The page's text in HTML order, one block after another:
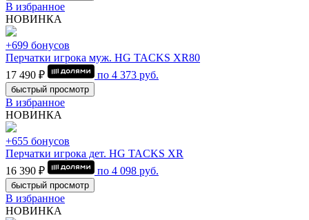
В избранное
НОВИНКА
+699 бонусов
Перчатки игрока муж. HG TACKS XR80
17 490 ₽
по 4 373 руб.
быстрый просмотр
В избранное
НОВИНКА
+655 бонусов
Перчатки игрока дет. HG TACKS XR
16 390 ₽
по 4 098 руб.
быстрый просмотр
В избранное
НОВИНКА